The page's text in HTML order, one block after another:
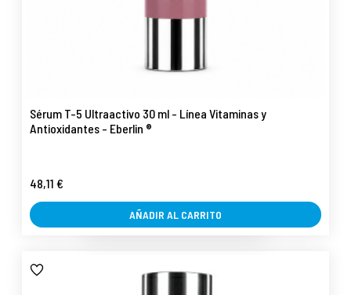
Sérum T-5 Ultraactivo 30 ml - Línea Vitaminas y
Antioxidantes - Eberlin ®
48,11 €
AÑADIR AL CARRITO